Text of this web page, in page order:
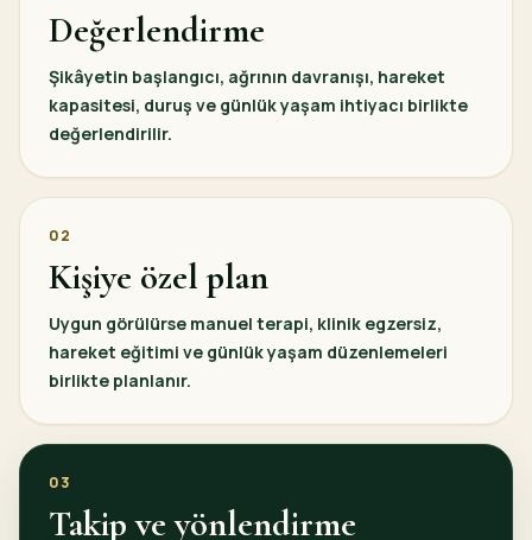
Değerlendirme
Şikâyetin başlangıcı, ağrının davranışı, hareket
kapasitesi, duruş ve günlük yaşam ihtiyacı birlikte
değerlendirilir.
02
Kişiye özel plan
Uygun görülürse manuel terapi, klinik egzersiz,
hareket eğitimi ve günlük yaşam düzenlemeleri
birlikte planlanır.
03
Takip ve yönlendirme